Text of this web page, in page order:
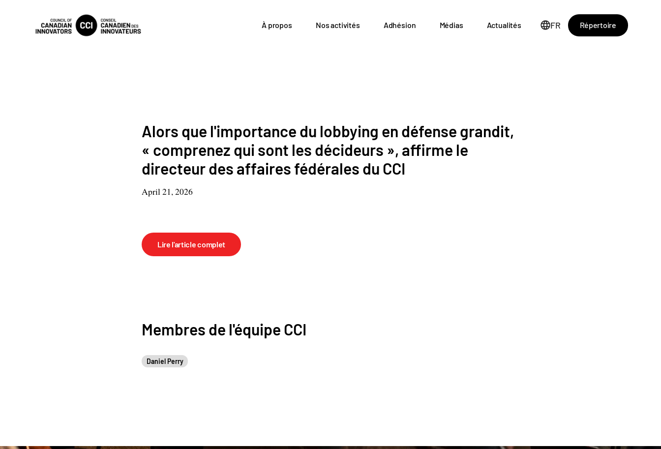
À propos Nos activités Adhésion Médias Actualités FR Répertoire
Alors que l'importance du lobbying en défense grandit,
« comprenez qui sont les décideurs », affirme le
directeur des affaires fédérales du CCI
April 21, 2026
Lire l'article complet
Membres de l'équipe CCI
Daniel Perry